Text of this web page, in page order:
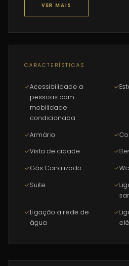
Pingo Doce.
Casa composta por hall de entrada
equipada, placa, forno, máquina de
Um wc completo com banheira.
Pavimento em madeira maciça e
Certificado energético em emissão
----------
A GaiaCasas está presente
VER MAIS
CARACTERÍSTICAS
✓Acessibilidade a
pessoas com
mobilidade
condicionada
✓
✓Armário ✓
✓Vista de cidade ✓
✓Gás Canalizado ✓Wc
✓Suite ✓
✓Ligação a rede de
água
✓